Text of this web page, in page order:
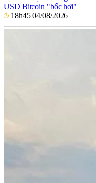
USD Bitcoin "bốc hơi"
18h45 04/08/2026